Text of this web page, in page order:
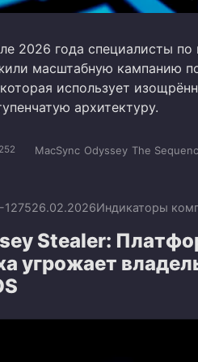
2026 года специалисты
масштабную кампанию
которая использует
архитектуру.
252 MacSync Odyssey The
127526.02.2026Индикаторы
Stealer:
угрожает